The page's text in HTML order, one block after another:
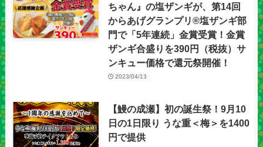
ちゃん』の塩ザンギが、第14回
からあげグランプリ®塩ザンギ部
門で「5年連続」金賞受賞！金賞
ザンギ合盛りを390円（税抜）サ
ンキュー価格で還元祭開催！
2023/04/13
【鰻の成瀬】初の誕生祭！9月10
日の1日限り うな重＜梅＞を1400
円で提供